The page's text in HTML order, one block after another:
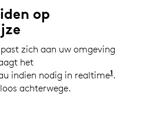
op
zich aan uw omgeving
het
indien nodig in realtime1 .
achterwege.